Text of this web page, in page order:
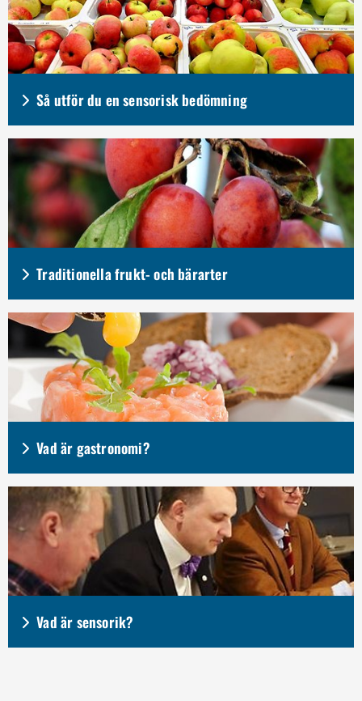
Så utför du en sensorisk bedömning
Traditionella frukt- och bärarter
Vad är gastronomi?
Vad är sensorik?